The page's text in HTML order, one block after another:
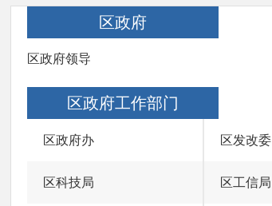
区政府
区政府领导
区政府工作部门
区政府办 区发改委
区科技局 区工信局